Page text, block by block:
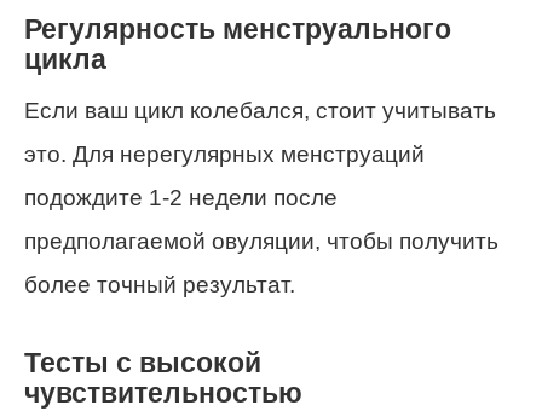
Регулярность менструального
цикла
Если ваш цикл колебался, стоит учитывать
это. Для нерегулярных менструаций
подождите 1-2 недели после
предполагаемой овуляции, чтобы получить
более точный результат.
Тесты с высокой
чувствительностью